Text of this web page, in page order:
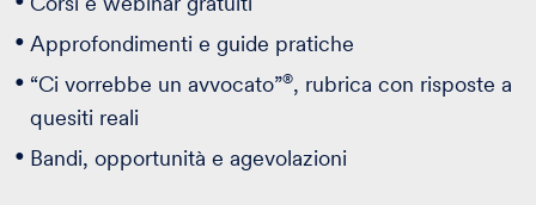
Approfondimenti e guide pratiche
“Ci vorrebbe un avvocato”®, rubrica con risposte a
quesiti reali
Bandi, opportunità e agevolazioni